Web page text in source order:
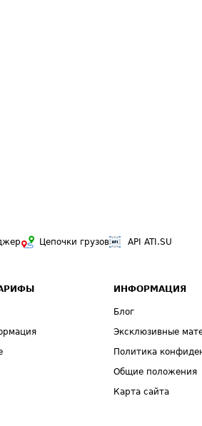
Цепочки грузов API ATI.SU
ИНФОРМАЦИЯ
Блог
Эксклюзивные
Политика
Общие положения
Карта сайта